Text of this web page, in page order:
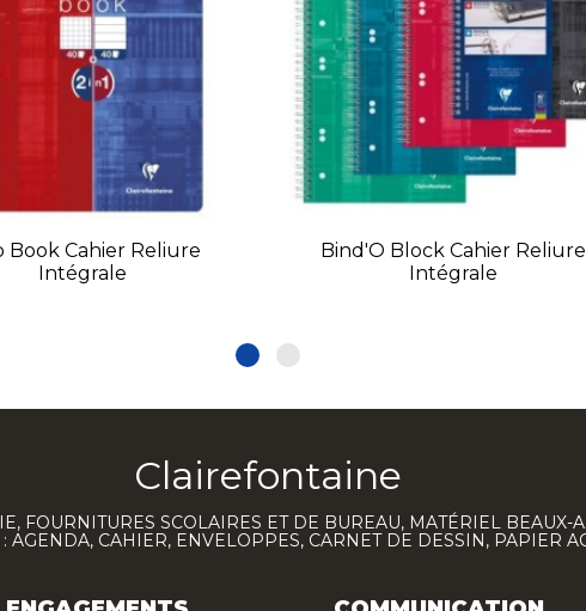
Book Cahier Reliure
Intégrale
Bind'O Block Cahier Reliure
Intégrale
Clairefontaine
FOURNITURES SCOLAIRES ET DE BUREAU, MATÉRIEL BEAUX-
AGENDA, CAHIER, ENVELOPPES, CARNET DE DESSIN, PAPIER